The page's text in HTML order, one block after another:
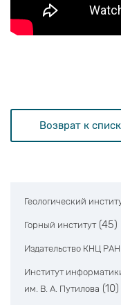
Возврат к
Геологический
Горный институт (45)
Издательство КНЦ РАН
Институт
им. В. А. Путилова (10)